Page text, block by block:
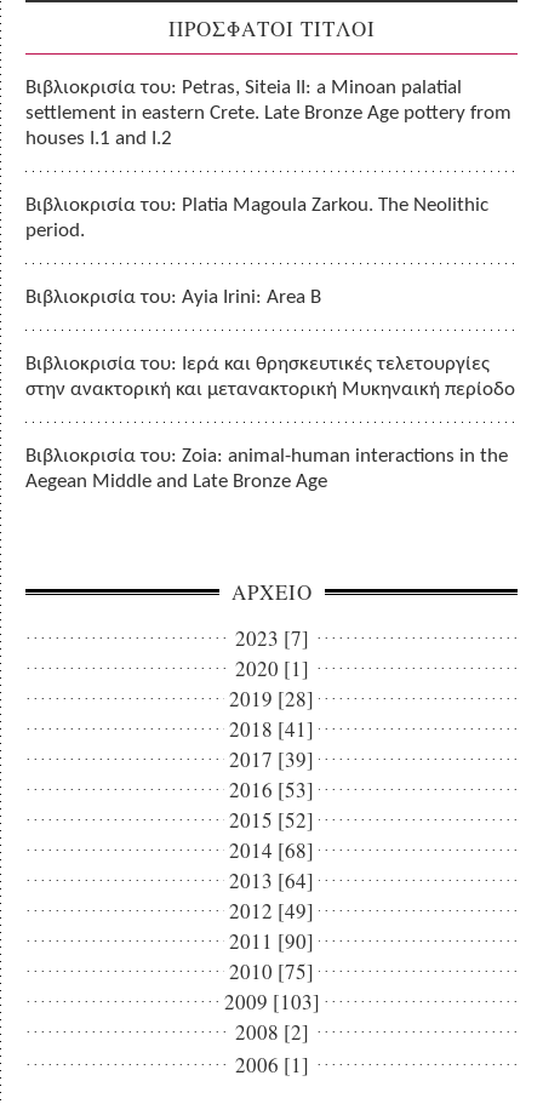
ΠΡΟΣΦΑΤΟΙ ΤΙΤΛΟΙ
Βιβλιοκρισία του: Petras, Siteia II: a Minoan palatial
settlement in eastern Crete. Late Bronze Age pottery from
houses I.1 and I.2
Βιβλιοκρισία του: Platia Magoula Zarkou. The Neolithic
period.
Βιβλιοκρισία του: Ayia Irini: Area B
Βιβλιοκρισία του: Ιερά και θρησκευτικές τελετουργίες
στην ανακτορική και μετανακτορική Μυκηναική περίοδο
Βιβλιοκρισία του: Zoia: animal-human interactions in the
Aegean Middle and Late Bronze Age
ΑΡΧΕΙΟ
2023 [7]
2020 [1]
2019 [28]
2018 [41]
2017 [39]
2016 [53]
2015 [52]
2014 [68]
2013 [64]
2012 [49]
2011 [90]
2010 [75]
2009 [103]
2008 [2]
2006 [1]